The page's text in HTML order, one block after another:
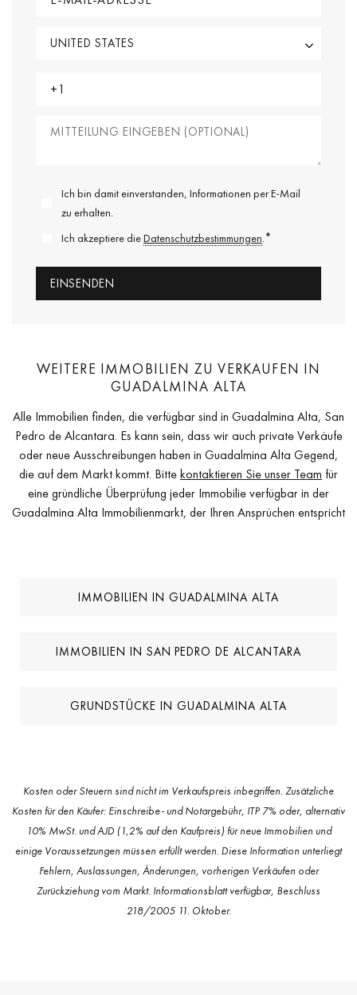
Ich bin damit einverstanden, Informationen per E-Mail
zu erhalten.
Ich akzeptiere dieDatenschutzbestimmungen.*
WEITERE IMMOBILIEN ZU VERKAUFEN IN
GUADALMINA ALTA
Alle Immobilien finden, die verfügbar sind in Guadalmina Alta, San
Pedro de Alcantara. Es kann sein, dass wir auch private Verkäufe
oder neue Ausschreibungen haben in Guadalmina Alta Gegend,
die auf dem Markt kommt. Bittekontaktieren Sie unser Team für
eine gründliche Überprüfung jeder Immobilie verfügbar in der
Guadalmina Alta Immobilienmarkt, der Ihren Ansprüchen entspricht
IMMOBILIEN IN GUADALMINA ALTA
IMMOBILIEN IN SAN PEDRO DE ALCANTARA
GRUNDSTÜCKE IN GUADALMINA ALTA
Kosten oder Steuern sind nicht im Verkaufspreis inbegriffen. Zusätzliche
Kosten für den Käufer: Einschreibe- und Notargebühr, ITP 7% oder, alternativ
10% MwSt. und AJD (1,2% auf den Kaufpreis) für neue Immobilien und
einige Voraussetzungen müssen erfüllt werden. Diese Information unterliegt
Fehlern, Auslassungen, Änderungen, vorherigen Verkäufen oder
Zurückziehung vom Markt. Informationsblatt verfügbar, Beschluss
218/2005 11. Oktober.